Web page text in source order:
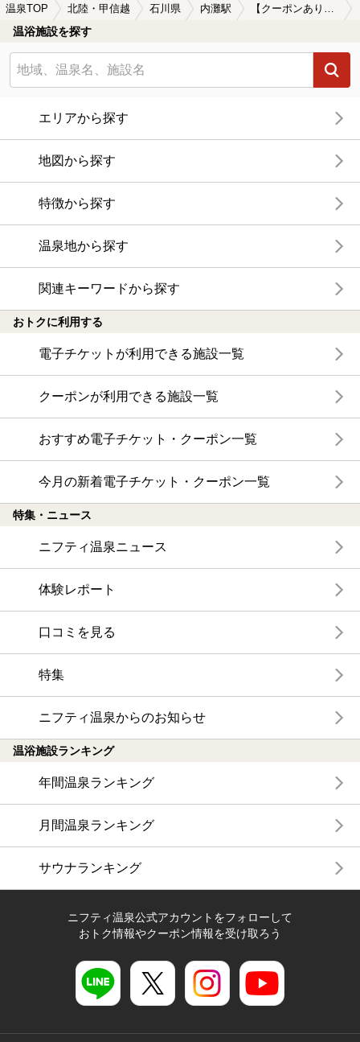
温泉TOP 北陸・甲信越 石川県 内灘駅 【クーポンあり】マッサージ、エステがある内灘駅近くの温泉、日帰り温泉、スーパー銭湯おすすめ
温浴施設を探す
エリアから探す
地図から探す
特徴から探す
温泉地から探す
関連キーワードから探す
おトクに利用する
電子チケットが利用できる施設一覧
クーポンが利用できる施設一覧
おすすめ電子チケット・クーポン一覧
今月の新着電子チケット・クーポン一覧
特集・ニュース
ニフティ温泉ニュース
体験レポート
口コミを見る
特集
ニフティ温泉からのお知らせ
温浴施設ランキング
年間温泉ランキング
月間温泉ランキング
サウナランキング
ニフティ温泉公式アカウントをフォローして
おトク情報やクーポン情報を受け取ろう